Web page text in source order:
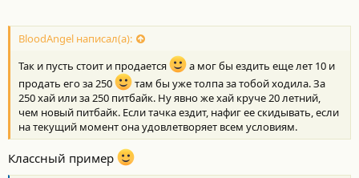
BloodAngel написал(а):
Так и пусть стоит и продается
а мог бы ездить еще лет 10 и
продать его за 250
там бы уже толпа за тобой ходила. За
250 хай или за 250 питбайк. Ну явно же хай круче 20 летний,
чем новый питбайк. Если тачка ездит, нафиг ее скидывать, если
на текущий момент она удовлетворяет всем условиям.
Классный пример